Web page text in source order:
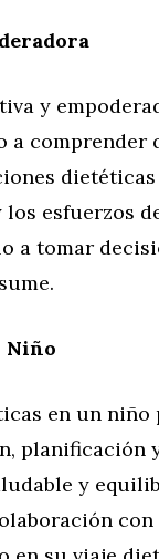
y
comprender
dietéticas
los esfuerzos
a tomar
Niño
en un niño
planificación
y